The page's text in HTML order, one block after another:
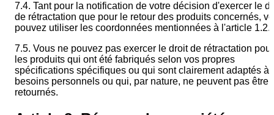
7.4. Tant pour la notification de votre décision d'exercer le
de rétractation que pour le retour des produits concernés,
pouvez utiliser les coordonnées mentionnées à l'article 1.2.
7.5. Vous ne pouvez pas exercer le droit de rétractation pour
les produits qui ont été fabriqués selon vos propres
spécifications spécifiques ou qui sont clairement adaptés à
besoins personnels ou qui, par nature, ne peuvent pas être
retournés.